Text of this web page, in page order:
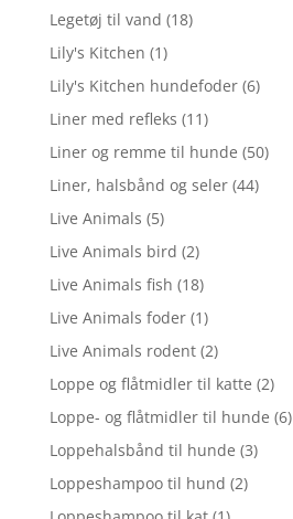
Legetøj til vand (18)
Lily's Kitchen (1)
Lily's Kitchen hundefoder (6)
Liner med refleks (11)
Liner og remme til hunde (50)
Liner, halsbånd og seler (44)
Live Animals (5)
Live Animals bird (2)
Live Animals fish (18)
Live Animals foder (1)
Live Animals rodent (2)
Loppe og flåtmidler til katte (2)
Loppe- og flåtmidler til hunde (6)
Loppehalsbånd til hunde (3)
Loppeshampoo til hund (2)